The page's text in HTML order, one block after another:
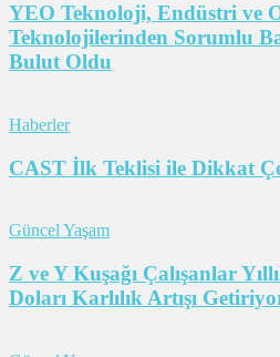
YEO Teknoloji, Endüstri ve
Teknolojilerinden Sorumlu
Bulut Oldu
Haberler
CAST İlk Teklisi ile Dikkat
Güncel Yaşam
Z ve Y Kuşağı Çalışanlar
Doları Karlılık Artışı